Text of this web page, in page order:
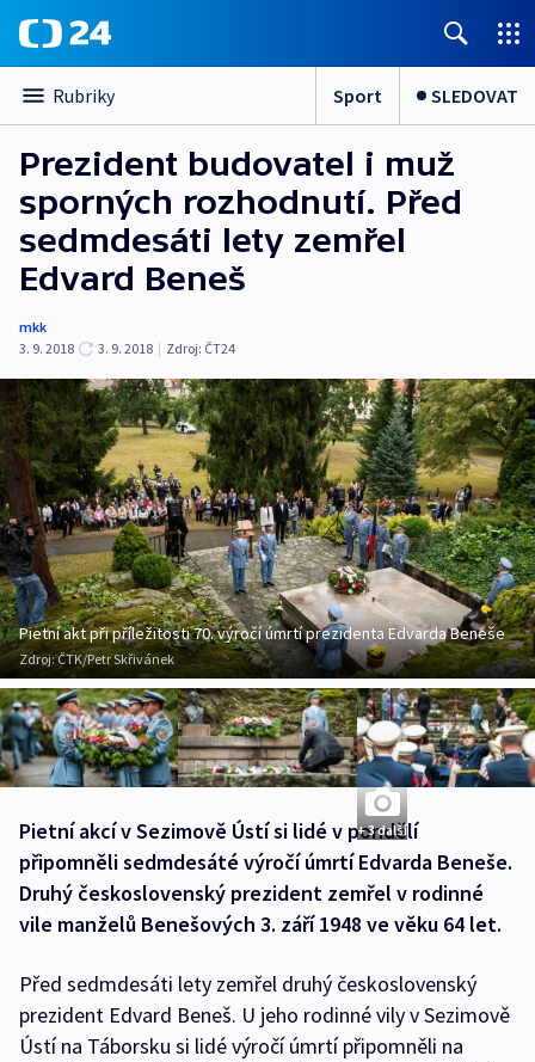
Rubriky Sport SLEDOVAT
Prezident budovatel i muž
sporných rozhodnutí. Před
sedmdesáti lety zemřel
Edvard Beneš
mkk
3. 9. 2018
3. 9. 2018 | Zdroj: ČT24
Pietní akt při příležitosti 70. výročí úmrtí prezidenta Edvarda Beneše
Zdroj:ČTK/Petr Skřivánek
+ 3 další
Pietní akcí v Sezimově Ústí si lidé v pondělí
připomněli sedmdesáté výročí úmrtí Edvarda Beneše.
Druhý československý prezident zemřel v rodinné
vile manželů Benešových 3. září 1948 ve věku 64 let.
Před sedmdesáti lety zemřel druhý československý
prezident Edvard Beneš. U jeho rodinné vily v Sezimově
Ústí na Táborsku si lidé výročí úmrtí připomněli na